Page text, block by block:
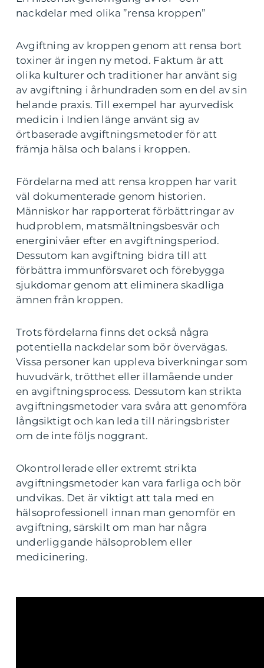
nackdelar med olika ”rensa kroppen”
Avgiftning av kroppen genom att rensa bort
toxiner är ingen ny metod. Faktum är att
olika kulturer och traditioner har använt sig
av avgiftning i århundraden som en del av sin
helande praxis. Till exempel har ayurvedisk
medicin i Indien länge använt sig av
örtbaserade avgiftningsmetoder för att
främja hälsa och balans i kroppen.
Fördelarna med att rensa kroppen har varit
väl dokumenterade genom historien.
Människor har rapporterat förbättringar av
hudproblem, matsmältningsbesvär och
energinivåer efter en avgiftningsperiod.
Dessutom kan avgiftning bidra till att
förbättra immunförsvaret och förebygga
sjukdomar genom att eliminera skadliga
ämnen från kroppen.
Trots fördelarna finns det också några
potentiella nackdelar som bör övervägas.
Vissa personer kan uppleva biverkningar som
huvudvärk, trötthet eller illamående under
en avgiftningsprocess. Dessutom kan strikta
avgiftningsmetoder vara svåra att genomföra
långsiktigt och kan leda till näringsbrister
om de inte följs noggrant.
Okontrollerade eller extremt strikta
avgiftningsmetoder kan vara farliga och bör
undvikas. Det är viktigt att tala med en
hälsoprofessionell innan man genomför en
avgiftning, särskilt om man har några
underliggande hälsoproblem eller
medicinering.